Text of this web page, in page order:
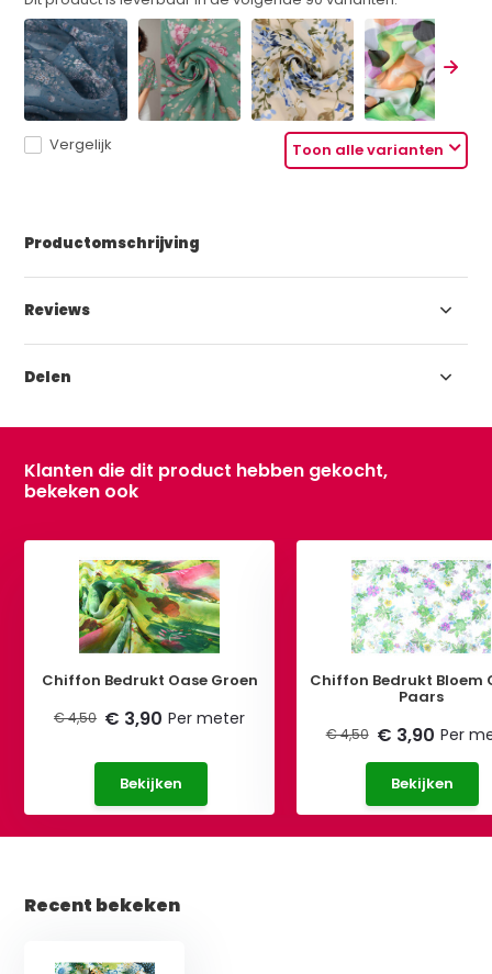
Toon alle varianten
Vergelijk
Productomschrijving
Reviews
Delen
Klanten die dit product hebben gekocht,
bekeken ook
Chiffon Bedrukt Oase Groen
€ 4,50 € 3,90 Per meter
Bekijken
Chiffon Bedrukt Bloem
Paars
€ 4,50 € 3,90 Per
Bekijken
Recent bekeken